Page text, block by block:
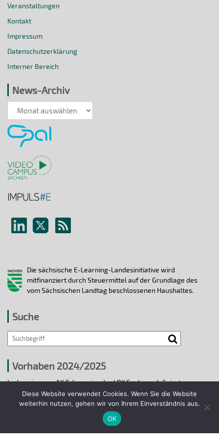
Veranstaltungen
Kontakt
Impressum
Datenschutzerklärung
Interner Bereich
News-Archiv
News-
Archiv
Die sächsische E-Learning-Landesinitiative wird
mitfinanziert durch Steuermittel auf der Grundlage des
vom Sächsischen Landtag beschlossenen Haushaltes.
Suche
Vorhaben 2024/2025
In den vier vom AK E-Learning der LRK Sachsen definierten
strategischen Handlungsfeldern 2024/25 wurden bis 31.12.2025
ausgewählte E-Learning-Hochschulvorhaben durchgeführt.
Diese Website verwendet Cookies. Wenn Sie die Website
weiterhin nutzen, gehen wir von Ihrem Einverständnis aus.
OK